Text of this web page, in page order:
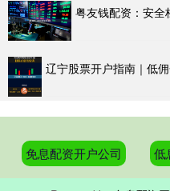
粤友钱配资：安全
辽宁股票开户指南｜低
免息配资开户公司 低